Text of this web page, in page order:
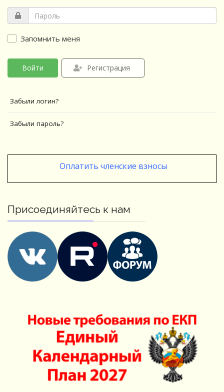
Запомнить меня
Войти Регистрация
Забыли логин?
Забыли пароль?
Оплатить членские взносы
Присоединяйтесь к нам